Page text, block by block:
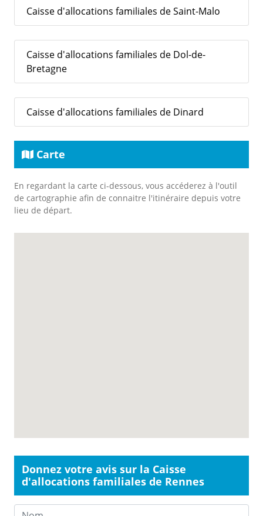
Caisse d'allocations familiales de Saint-Malo
Caisse d'allocations familiales de Dol-de-
Bretagne
Caisse d'allocations familiales de Dinard
Carte
En regardant la carte ci-dessous, vous accéderez à l'outil
de cartographie afin de connaitre l'itinéraire depuis votre
lieu de départ.
Donnez votre avis sur la Caisse
d'allocations familiales de Rennes